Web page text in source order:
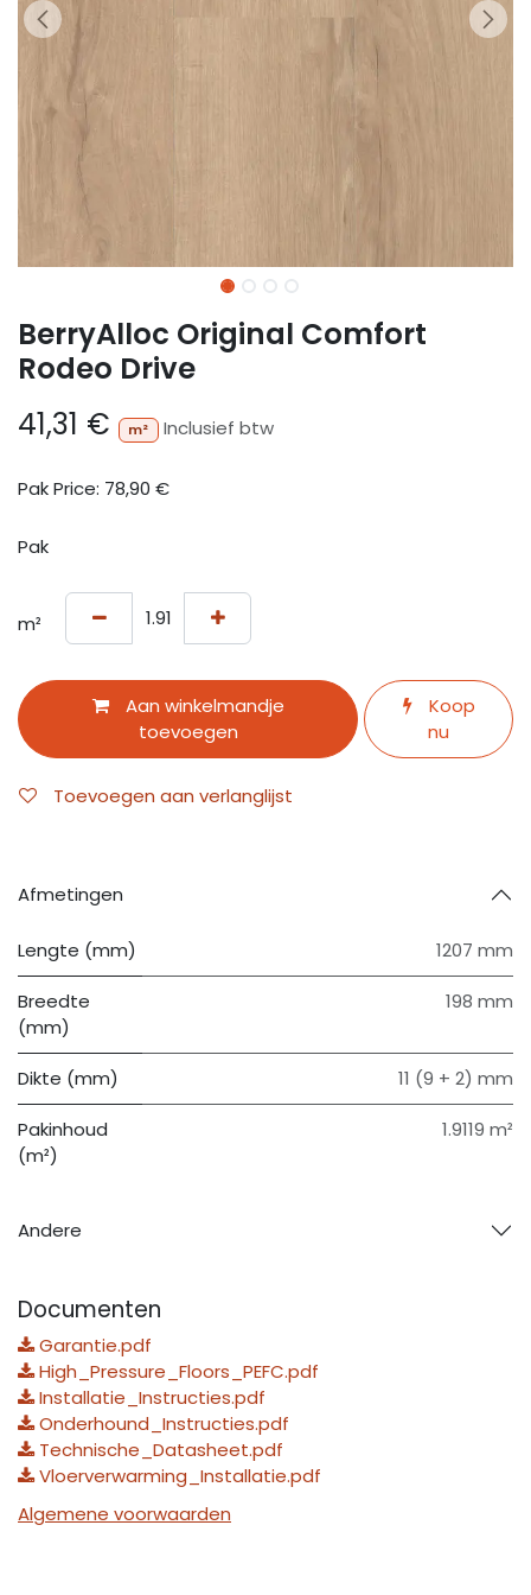
BerryAlloc Original Comfort
Rodeo Drive
41,31 € m² Inclusief btw
Pak Price: 78,90 €
Pak
m²
Aan winkelmandje
toevoegen
Koop
nu
Toevoegen aan verlanglijst
Afmetingen
Lengte (mm) 1207 mm
Breedte
(mm)
198 mm
Dikte (mm) 11 (9 + 2) mm
Pakinhoud
(m²)
1.9119 m²
Andere
Documenten
Garantie.pdf
High_Pressure_Floors_PEFC.pdf
Installatie_Instructies.pdf
Onderhound_Instructies.pdf
Technische_Datasheet.pdf
Vloerverwarming_Installatie.pdf
Algemene voorwaarden